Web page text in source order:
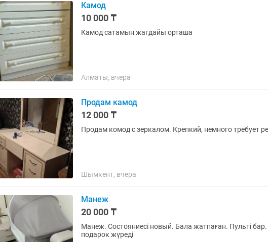
Камод
10 000 ₸
Камод сатамын жагдайы орташа
Алматы, вчера
Продам камод
12 000 ₸
Продам комод с зеркалом. Крепкий, немного требует
Шымкент, вчера
Манеж
20 000 ₸
Манеж. Состояниесі новый. Бала жатпаған. Пульті
подарок жүреді